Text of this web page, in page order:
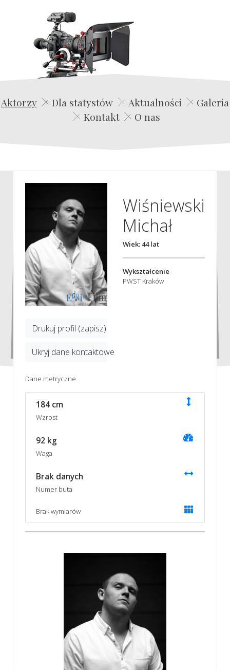
Edwin Film Agencja Aktorska
Aktorzy Dla statystów Aktualności
Galeria
Kontakt
O nas
Drukuj profil (zapisz)
Ukryj dane kontaktowe
Wiśniewski
Michał
Wiek: 44 lat
Wykształcenie
PWST Kraków
Dane metryczne
184 cm
Wzrost
92 kg
Waga
Brak danych
Numer buta
Brak wymiarów